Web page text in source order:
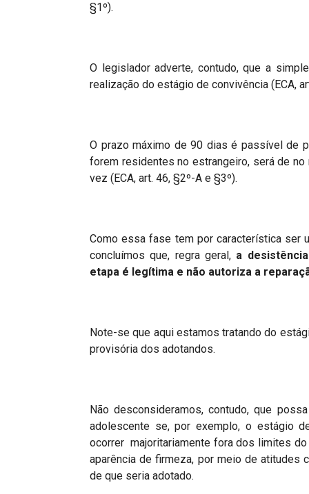
§1º).
O legislador adverte, contudo, que a
realização do estágio de convivência (ECA,
O prazo máximo de 90 dias é passível de
forem residentes no estrangeiro, será de
vez (ECA, art. 46, §2º-A e §3º).
Como essa fase tem por característica ser
concluímos que, regra geral, a desistê
etapa é legítima e não autoriza a
Note-se que aqui estamos tratando do
provisória dos adotandos.
Não desconsideramos, contudo, que
adolescente se, por exemplo, o estágio
ocorrer majoritariamente fora dos limites
aparência de firmeza, por meio de atitudes
de que seria adotado.